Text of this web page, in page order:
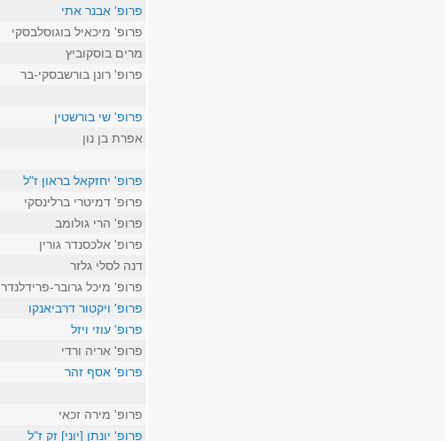
פרופ' אבנר אתי
פרופ' מיכאיל בוגוסלבסקי
מרים בוסקוביץ
פרופ' רונן בורשבסקי-בר
פרופ' שי בורשטין
אפרת בן נון
פרופ' יחזקאל בראון ז"ל
פרופ' דמיטרי ברלינסקי
פרופ' הרי גולומב
פרופ' אלכסנדר גורין
דנה לסלי גלזר
פרופ' מיכל גרובר-פרידלנדר
פרופ' ויקטור דרביאנקו
פרופ' עוזי ויזל
פרופ' אריה ורדי
פרופ' אסף זהר
פרופ' מירה זכאי
פרופ' יונתן [יוני] זק ז"ל